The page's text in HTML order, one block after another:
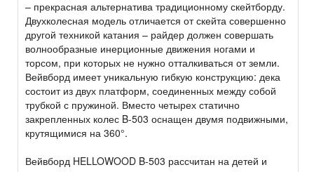
– прекрасная альтернатива традиционному скейтборду.
Двухколесная модель отличается от скейта совершенно
другой техникой катания – райдер должен совершать
волнообразные инерционные движения ногами и
торсом, при которых не нужно отталкиваться от земли.
Вейвборд имеет уникальную гибкую конструкцию: дека
состоит из двух платформ, соединенных между собой
трубкой с пружиной. Вместо четырех статично
закрепленных колес B-503 оснащен двумя подвижными,
крутящимися на 360°.
Вейвборд HELLOWOOD B-503 рассчитан на детей и